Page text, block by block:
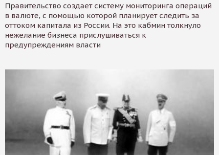
Правительство создает систему мониторинга операций
в валюте, с помощью которой планирует следить за
оттоком капитала из России. На это кабмин толкнуло
нежелание бизнеса прислушиваться к
предупреждениям власти